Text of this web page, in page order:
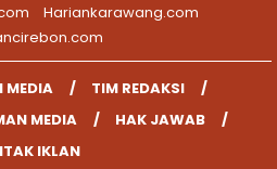
Hariankarawang.com
MEDIA
TIM REDAKSI
MEDIA
HAK JAWAB
IKLAN